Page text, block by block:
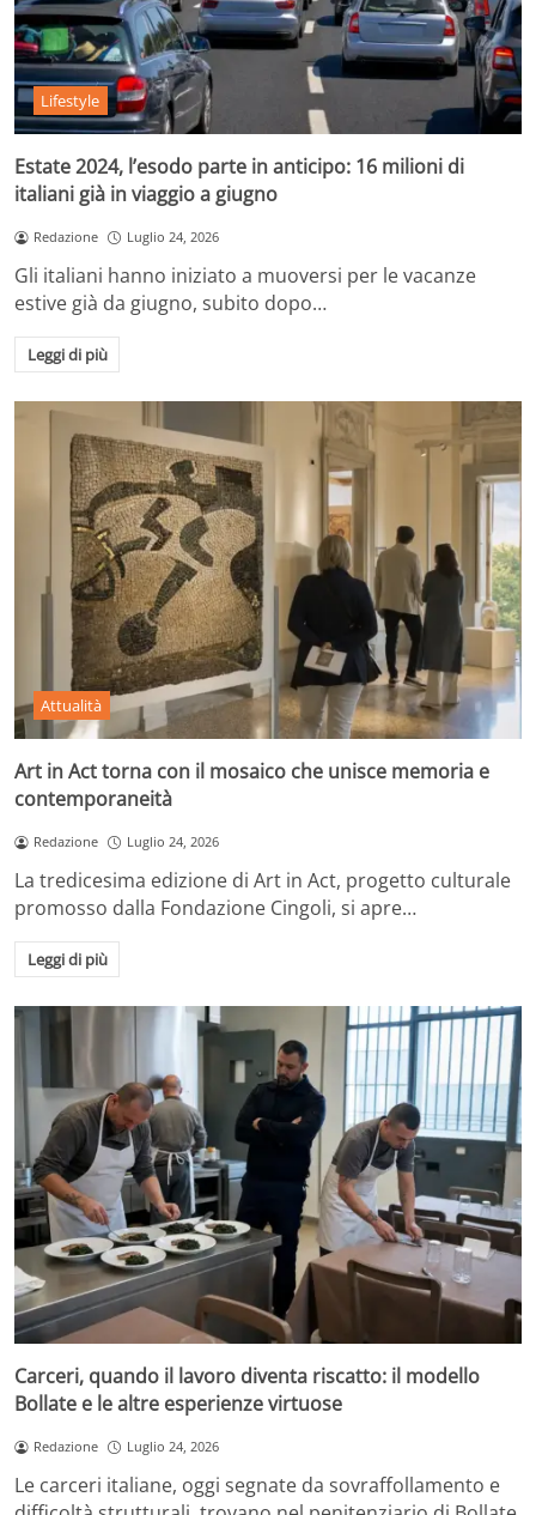
Lifestyle
Estate 2024, l’esodo parte in anticipo: 16 milioni di
italiani già in viaggio a giugno
Redazione Luglio 24, 2026
Gli italiani hanno iniziato a muoversi per le vacanze
estive già da giugno, subito dopo…
Leggi di più
Attualità
Art in Act torna con il mosaico che unisce memoria e
contemporaneità
Redazione Luglio 24, 2026
La tredicesima edizione di Art in Act, progetto culturale
promosso dalla Fondazione Cingoli, si apre…
Leggi di più
Carceri, quando il lavoro diventa riscatto: il modello
Bollate e le altre esperienze virtuose
Redazione Luglio 24, 2026
Le carceri italiane, oggi segnate da sovraffollamento e